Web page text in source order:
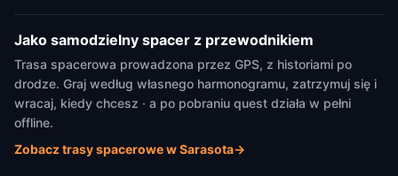
Jako samodzielny spacer z przewodnikiem
Trasa spacerowa prowadzona przez GPS, z historiami po
drodze. Graj według własnego harmonogramu, zatrzymuj się i
wracaj, kiedy chcesz · a po pobraniu quest działa w pełni
offline.
Zobacz trasy spacerowe w Sarasota→